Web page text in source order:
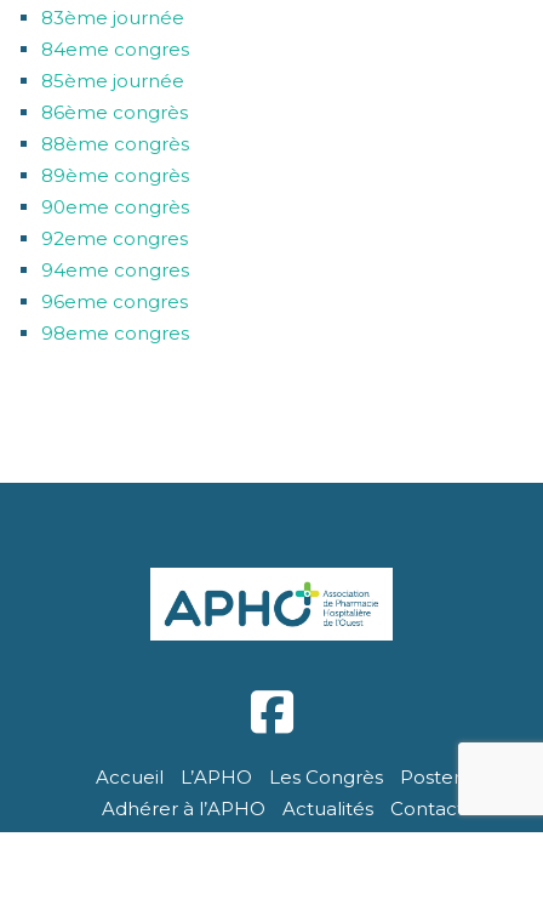
83ème journée
84eme congres
85ème journée
86ème congrès
88ème congrès
89ème congrès
90eme congrès
92eme congres
94eme congres
96eme congres
98eme congres
Accueil L’APHO Les Congrès
Posters
Adhérer à l’APHO
Actualités Contact